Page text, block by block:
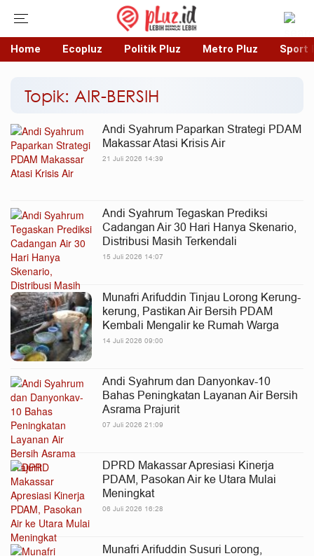
Home Ecopluz Politik Pluz Metro Pluz Sport
Topik: AIR-BERSIH
Andi Syahrum Paparkan Strategi PDAM
Makassar Atasi Krisis Air
21 Juli 2026 14:39
Andi Syahrum Tegaskan Prediksi
Cadangan Air 30 Hari Hanya Skenario,
Distribusi Masih Terkendali
15 Juli 2026 14:07
Munafri Arifuddin Tinjau Lorong Kerung-
kerung, Pastikan Air Bersih PDAM
Kembali Mengalir ke Rumah Warga
14 Juli 2026 09:00
Andi Syahrum dan Danyonkav-10
Bahas Peningkatan Layanan Air Bersih
Asrama Prajurit
07 Juli 2026 21:09
DPRD Makassar Apresiasi Kinerja
PDAM, Pasokan Air ke Utara Mulai
Meningkat
06 Juli 2026 16:28
Munafri Arifuddin Susuri Lorong,